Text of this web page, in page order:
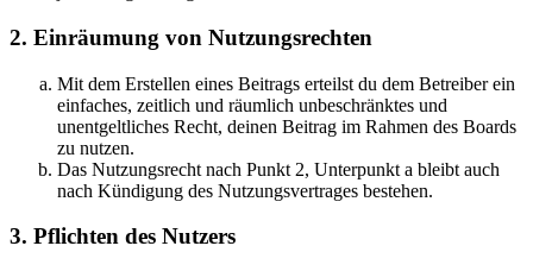
2. Einräumung von Nutzungsrechten
Mit dem Erstellen eines Beitrags erteilst du dem Betreiber ein
einfaches, zeitlich und räumlich unbeschränktes und
unentgeltliches Recht, deinen Beitrag im Rahmen des Boards
zu nutzen.
Das Nutzungsrecht nach Punkt 2, Unterpunkt a bleibt auch
nach Kündigung des Nutzungsvertrages bestehen.
3. Pflichten des Nutzers